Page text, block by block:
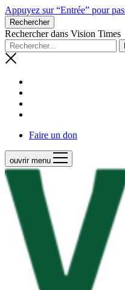
Appuyez sur “Entrée” pour
Rechercher
Rechercher dans Vision Times
Faire un don
ouvrir menu